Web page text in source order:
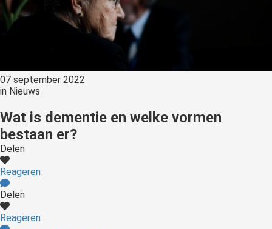
07 september 2022
in Nieuws
Wat is dementie en welke vormen
bestaan er?
Delen
Reageren
Delen
Reageren